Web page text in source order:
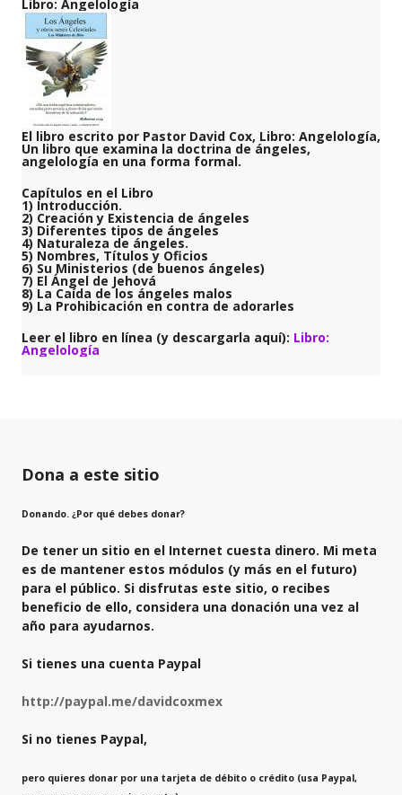
Libro: Angelología
El libro escrito por Pastor David Cox, Libro: Angelología,
Un libro que examina la doctrina de ángeles,
angelología en una forma formal.
Capítulos en el Libro
1) Introducción.
2) Creación y Existencia de ángeles
3) Diferentes tipos de ángeles
4) Naturaleza de ángeles.
5) Nombres, Títulos y Oficios
6) Su Ministerios (de buenos ángeles)
7) El Ángel de Jehová
8) La Caída de los ángeles malos
9) La Prohibicación en contra de adorarles
Leer el libro en línea (y descargarla aquí): Libro:
Angelología
Dona a este sitio
Donando. ¿Por qué debes donar?
De tener un sitio en el Internet cuesta dinero. Mi meta
es de mantener estos módulos (y más en el futuro)
para el público. Si disfrutas este sitio, o recibes
beneficio de ello, considera una donación una vez al
año para ayudarnos.
Si tienes una cuenta Paypal
http://paypal.me/davidcoxmex
Si no tienes Paypal,
pero quieres donar por una tarjeta de débito o crédito (usa Paypal,